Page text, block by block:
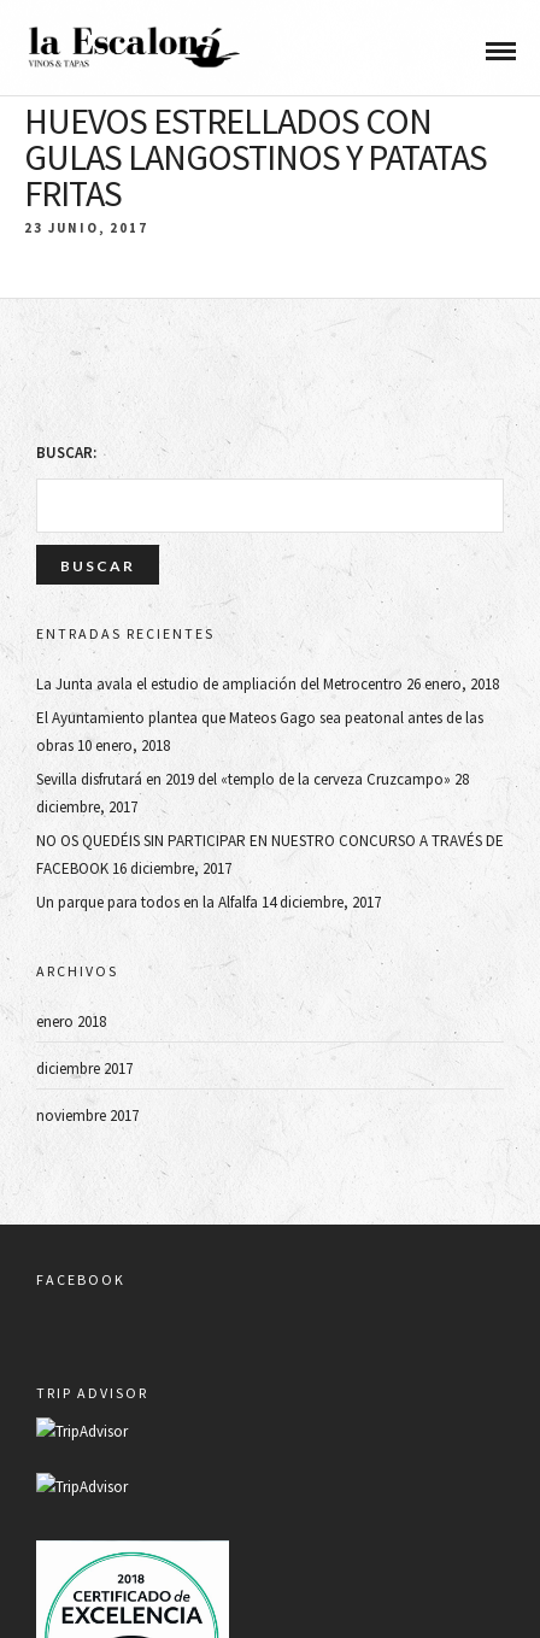
HUEVOS ESTRELLADOS CON
GULAS LANGOSTINOS Y PATATAS
FRITAS
23 JUNIO, 2017
BUSCAR:
ENTRADAS RECIENTES
La Junta avala el estudio de ampliación del Metrocentro 26 enero, 2018
El Ayuntamiento plantea que Mateos Gago sea peatonal antes de las
obras10 enero, 2018
Sevilla disfrutará en 2019 del «templo de la cerveza Cruzcampo» 28
diciembre, 2017
NO OS QUEDÉIS SIN PARTICIPAR EN NUESTRO CONCURSO A TRAVÉS DE
FACEBOOK 16 diciembre, 2017
Un parque para todos en la Alfalfa 14 diciembre, 2017
ARCHIVOS
enero 2018
diciembre 2017
noviembre 2017
FACEBOOK
TRIP ADVISOR